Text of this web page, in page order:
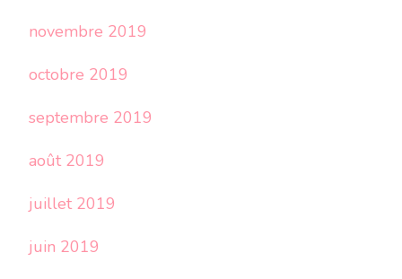
novembre 2019
octobre 2019
septembre 2019
août 2019
juillet 2019
juin 2019